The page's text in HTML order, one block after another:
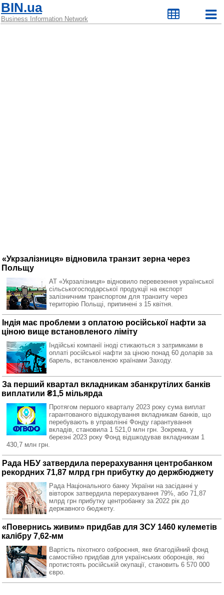
BIN.ua
Business Information Network
«Укрзалізниця» відновила транзит зерна через
Польщу
АТ «Укрзалізниця» відновило перевезення української
сільськогосподарської продукції на експорт
залізничним транспортом для транзиту через
територію Польщі, припинені з 15 квітня.
Індія має проблеми з оплатою російської нафти за
ціною вище встановленого ліміту
Індійські компанії іноді стикаються з затримками в
оплаті російської нафти за ціною понад 60 доларів за
барель, встановленою країнами Заходу.
За перший квартал вкладникам збанкрутілих банків
виплатили ₴1,5 мільярда
Протягом першого кварталу 2023 року сума виплат
гарантованого відшкодування вкладникам банків, що
перебувають в управлінні Фонду гарантування
вкладів, становила 1 521,0 млн грн. Зокрема, у
березні 2023 року Фонд відшкодував вкладникам 1
430,7 млн грн.
Рада НБУ затвердила перерахування центробанком
рекордних 71,87 млрд грн прибутку до держбюджету
Рада Національного банку України на засіданні у
вівторок затвердила перерахування 79%, або 71,87
млрд грн прибутку центробанку за 2022 рік до
державного бюджету.
«Повернись живим» придбав для ЗСУ 1460 кулеметів
калібру 7,62-мм
Вартість піхотного озброєння, яке благодійний фонд
самостійно придбав для українських оборонців, які
протистоять російській окупації, становить 6 570 000
євро.